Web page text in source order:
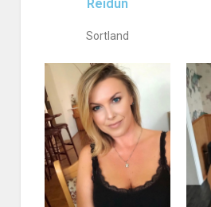
Reidun
Sortland